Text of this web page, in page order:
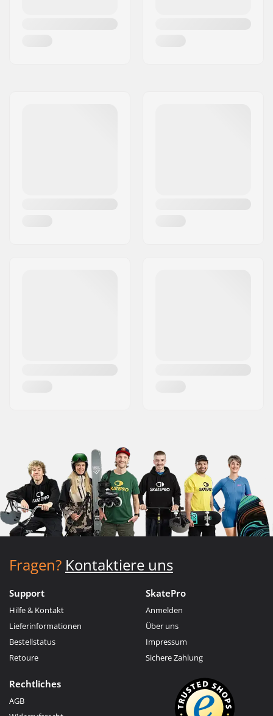
Fragen? Kontaktiere uns
Support
Hilfe & Kontakt
Lieferinformationen
Bestellstatus
Retoure
SkatePro
Anmelden
Über uns
Impressum
Sichere Zahlung
Rechtliches
AGB